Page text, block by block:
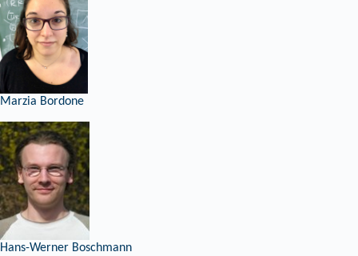
Marzia Bordone
Hans-Werner Boschmann